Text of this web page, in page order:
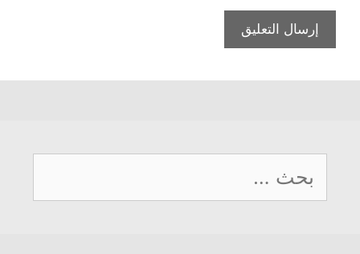
البحث
عن: